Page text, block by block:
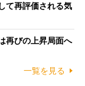
て再評価される気
再びの上昇局面へ
一覧を見る